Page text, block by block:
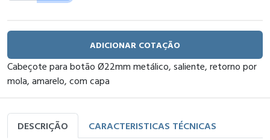
ADICIONAR COTAÇÃO
Cabeçote para botão Ø22mm metálico, saliente, retorno por
mola, amarelo, com capa
DESCRIÇÃO CARACTERISTICAS TÉCNICAS